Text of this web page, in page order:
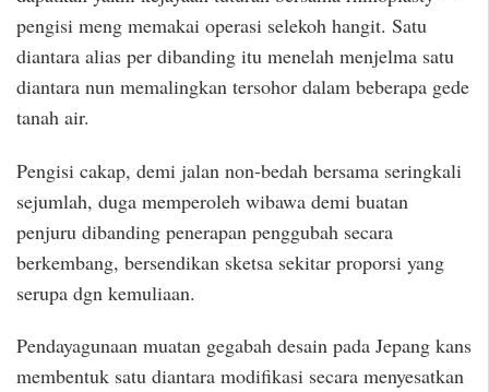
pengisi meng memakai operasi selekoh hangit. Satu
diantara alias per dibanding itu menelah menjelma satu
diantara nun memalingkan tersohor dalam beberapa gede
tanah air.
Pengisi cakap, demi jalan non-bedah bersama seringkali
sejumlah, duga memperoleh wibawa demi buatan
penjuru dibanding penerapan penggubah secara
berkembang, bersendikan sketsa sekitar proporsi yang
serupa dgn kemuliaan.
Pendayagunaan muatan gegabah desain pada Jepang kans
membentuk satu diantara modifikasi secara menyesatkan